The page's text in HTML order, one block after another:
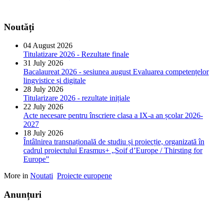
Noutăți
04 August 2026
Titulatizare 2026 - Rezultate finale
31 July 2026
Bacalaureat 2026 - sesiunea august Evaluarea competențelor
lingvistice și digitale
28 July 2026
Titularizare 2026 - rezultate inițiale
22 July 2026
Acte necesare pentru înscriere clasa a IX-a an școlar 2026-
2027
18 July 2026
Întâlnirea transnațională de studiu și proiecție, organizată în
cadrul proiectului Erasmus+ „Soif d’Europe / Thirsting for
Europe”
More in Noutati Proiecte europene
Anunțuri